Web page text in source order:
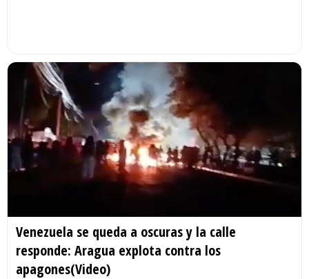
Venezuela se queda a oscuras y la calle
responde: Aragua explota contra los
apagones(Video)